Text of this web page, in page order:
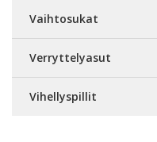
Vaihtosukat
Verryttelyasut
Vihellyspillit